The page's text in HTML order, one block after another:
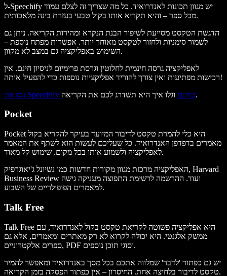
ל-Speechify יש מגוון תכונות לאנדרואיד. כל מה שצריך זה לצלם עמוד
מכל ספר – והיא תקריא אותו בקול טבעי בעזרת בינה מלאכותית.
הדגשת הטקסט מסייעת לשיפור הבנת הנקרא ומהירות הקריאה. ניתן גם
לשמור סימניות ולחזור לטקסט מאוחר יותר. אפשרות מפתח נוספת –
השימוש באפליקציה גם במצב לא מקוון.
לאפליקציה גרסה חינמית לחלוטין וגרסת פרימיום לניסיון חינם. אין
רכישות מפתיעות ואין צורך להוריד אפליקציות נוספות כדי להפעיל אותה!
נסו את Speechify בחינםוגלו איך היא תשדרג לכם את הקריאה.
Pocket
Pocket היא כלי להמרת טקסט לדיבור המיועד בעיקר להקריא בקול
מאמרים בדפדפן האנדרואיד. כל שעליכם לעשות הוא לשתף את המאמר
לאפליקציה ולשמוע אותו בכל מקום. שימוש קל מאוד.
האפליקציה מרכזת מגוון מקורות חדשות כמו נשיונל ג'יאוגרפיק, Harvard
Business Review ועוד. ההרשמה לרשימת התפוצה מעניקה גישה
למאמרים הפופולריים של השבוע.
Talk Free
Talk Free היא אפליקציה פשוטה לקריאת טקסט בקול לאנדרואיד, עם
ממשק אלגנטי. היא יכולה לקרוא לא רק מאתרים ומאמרים, אלא גם
ספרים אלקטרוניים, PDF וסוגי תוכן נוספים.
יש גם כפתור 'לדבר' שמלווה אתכם בכל מסך באנדרואיד ומאפשר להמיר
טקסט לדיבור בלחיצה אחת. החיסרון – אין כפתור הפסקה בזמן הקריאה.